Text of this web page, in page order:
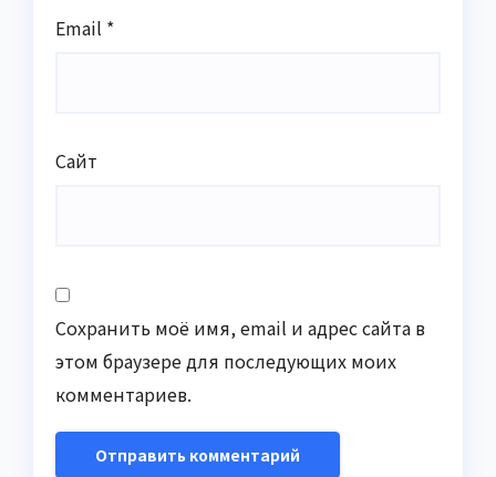
Email *
Сайт
Сохранить моё имя, email и адрес сайта в
этом браузере для последующих моих
комментариев.